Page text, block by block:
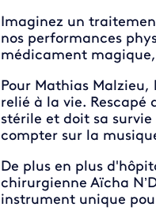
Imaginez un
nos performances
médicament
Pour Mathias
relié à la vie. Rescapé
stérile et doit sa
compter sur la
De plus en plus
chirurgienne Aïcha
instrument unique